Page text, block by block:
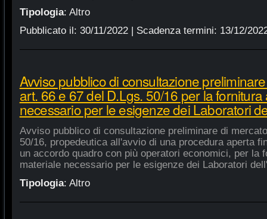
Tipologia: Altro
Pubblicato il: 30/11/2022| Scadenza termini: 13/12/
Avviso pubblico di consultazione
art. 66 e 67 del D.Lgs. 50/16 per la
necessario per le esigenze dei Laboratori
Avviso pubblico di consultazione preliminare di
50/16, propedeutica all'avvio di una procedura aperta
un accordo quadro con più operatori economici, per la
materiale necessario per le esigenze dei Laboratori
Tipologia: Altro